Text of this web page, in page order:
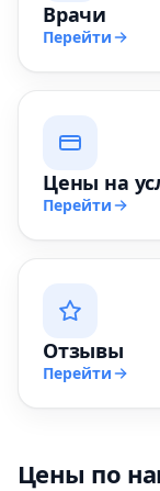
Врачи
Перейти
Цены на
Перейти
Отзывы
Перейти
Цены по